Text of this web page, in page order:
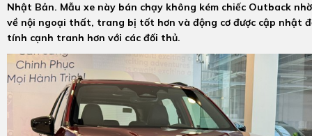
Nhật Bản. Mẫu xe này bán chạy không kém chiếc Outback
về nội ngoại thất, trang bị tốt hơn và động cơ được cập nhật
tính cạnh tranh hơn với các đối thủ.